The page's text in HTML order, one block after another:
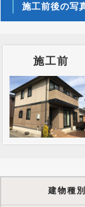
施工前後の写
施工前
建物種別